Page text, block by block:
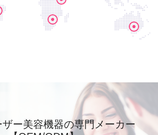
ー美容機器の専門メーカー